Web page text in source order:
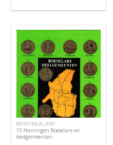
WD20130626_0050
15 Penningen Roeselare en
deelgemeenten